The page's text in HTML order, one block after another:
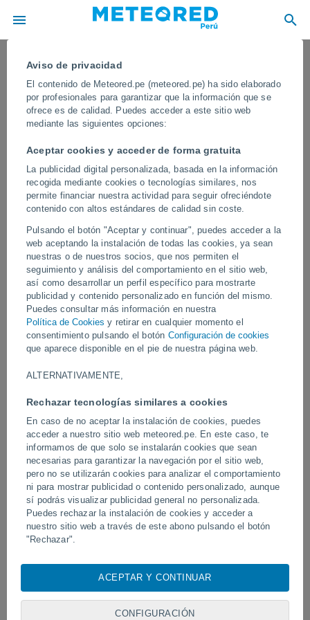
Aviso de privacidad
El contenido de Meteored.pe (meteored.pe) ha sido elaborado
por profesionales para garantizar que la información que se
ofrece es de calidad. Puedes acceder a este sitio web
mediante las siguientes opciones:
Aceptar cookies y acceder de forma gratuita
La publicidad digital personalizada, basada en la información
recogida mediante cookies o tecnologías similares, nos
permite financiar nuestra actividad para seguir ofreciéndote
contenido con altos estándares de calidad sin coste.
Pulsando el botón "Aceptar y continuar", puedes acceder a la
web aceptando la instalación de todas las cookies, ya sean
nuestras o de nuestros socios, que nos permiten el
seguimiento y análisis del comportamiento en el sitio web,
así como desarrollar un perfil específico para mostrarte
publicidad y contenido personalizado en función del mismo.
Puedes consultar más información en nuestra
Política de Cookies y retirar en cualquier momento el
consentimiento pulsando el botón Configuración de cookies
que aparece disponible en el pie de nuestra página web.
ALTERNATIVAMENTE,
Rechazar tecnologías similares a cookies
En caso de no aceptar la instalación de cookies, puedes
acceder a nuestro sitio web meteored.pe. En este caso, te
informamos de que solo se instalarán cookies que sean
necesarias para garantizar la navegación por el sitio web,
pero no se utilizarán cookies para analizar el comportamiento
ni para mostrar publicidad o contenido personalizado, aunque
sí podrás visualizar publicidad general no personalizada.
Puedes rechazar la instalación de cookies y acceder a
nuestro sitio web a través de este abono pulsando el botón
"Rechazar".
cookies, identificadores únicos o tecnologías similares para
visita en este sitio web, las direcciones IP y los
identificadores de cookies. Es posible que algunos
ACEPTAR Y CONTINUAR
CONFIGURACIÓN
¡Brutal tromba marina sorprende a
Friedrichshafen en el Lago Constanza!
El fenómeno sorprendió a los habitantes y visitantes de
Friedrichshafen, en el icónico Lago de Constanza. El imponente
vórtice conectó la base de las nubes con la superficie acuática en
un espectáculo meteorológico impactante.
Vídeos
Erupción y actividad intensa en el
volcán de Fuego, Guatemala.
Devastadora inundación
Chitral, Pakistán.
Síguenos